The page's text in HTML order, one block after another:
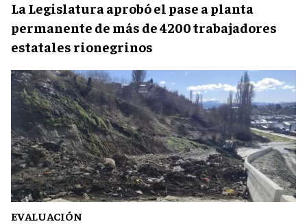
La Legislatura aprobó el pase a planta
permanente de más de 4200 trabajadores
estatales rionegrinos
EVALUACIÓN